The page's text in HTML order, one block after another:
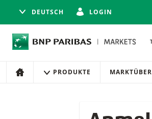
DEUTSCH LOGIN
Navigation
HOME PRODUKTE